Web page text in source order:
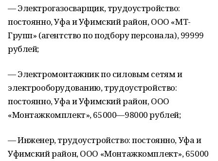
— Электрогазосварщик, трудоустройство:
постоянно, Уфа и Уфимский район, ООО «МТ-
Групп» (агентство по подбору персонала), 99999
рублей;
— Электромонтажник по силовым сетям и
электрооборудованию, трудоустройство:
постоянно, Уфа и Уфимский район, ООО
«Монтажкомплект», 65000—98000 рублей;
— Инженер, трудоустройство: постоянно, Уфа и
Уфимский район, ООО «Монтажкомплект», 65000